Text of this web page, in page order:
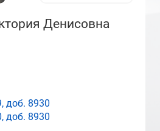
Денисовна
доб. 8930
доб. 8930